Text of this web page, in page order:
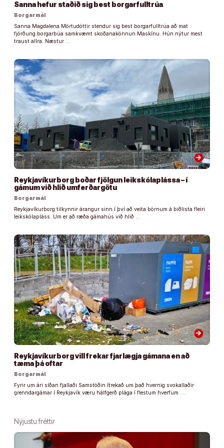
Sanna hefur staðið sig best borgarfulltrúa
Borgarmál
Sanna Magdalena Mörtudóttir stendur sig best borgarfulltrúa að mat
fjórðung borgarbúa samkvæmt skoðanakönnun Maskínu. Hún nýtur mest
traust allra. Næstur …
arrow_forward
Reykjavíkurborg boðar fjölgun leikskólaplássa – í
gámum við hlið umferðargötu
Borgarmál
Reykjavíkurborg tilkynnir árangur sinn í því að veita börnum á biðlista fleiri
leikskólapláss. Um er að ræða gámahús við hlið …
arrow_forward
Reykjavíkurborg vill frekar fjarlægja gámana en að
tæma þá oftar
Borgarmál
Fyrir um ári síðan fjallaði Samstöðin ítrekað um það hvernig svokallaðir
grenndargámar í Reykjavík væru hálfgerð plága í flestum hverfum. …
Nýjustu fréttir